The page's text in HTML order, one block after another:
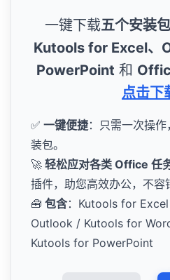
一键下载五个安装包
Kutools for Excel、
PowerPoint 和
点击下
✅ 一键便捷：只需一次操
装包。
🚀 轻松应对各类 Office 任
插件，助您高效办公，不容
🧰 包含：Kutools for
Outlook / Kutools for
Kutools for PowerPoint